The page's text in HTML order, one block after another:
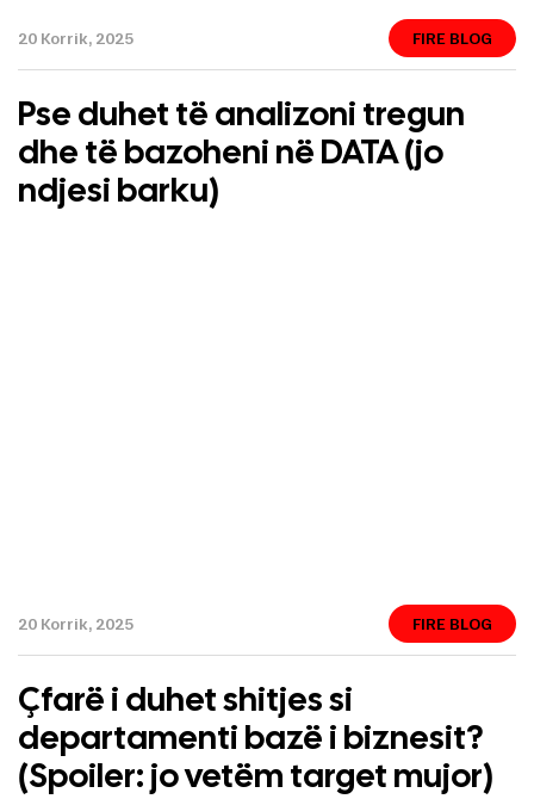
20 Korrik, 2025 FIRE BLOG
Pse duhet të analizoni tregun
dhe të bazoheni në DATA (jo
ndjesi barku)
20 Korrik, 2025 FIRE BLOG
Çfarë i duhet shitjes si
departamenti bazë i biznesit?
(Spoiler: jo vetëm target mujor)